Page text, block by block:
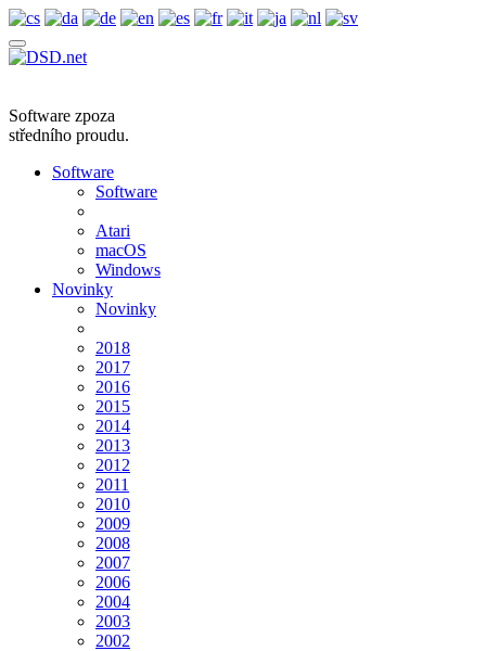
Software zpoza
středního proudu.
Software
Software
Atari
macOS
Windows
Novinky
Novinky
2018
2017
2016
2015
2014
2013
2012
2011
2010
2009
2008
2007
2006
2004
2003
2002